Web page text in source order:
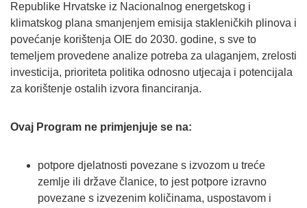
Republike Hrvatske iz Nacionalnog energetskog i
klimatskog plana smanjenjem emisija stakleničkih plinova i
povećanje korištenja OIE do 2030. godine, s sve to
temeljem provedene analize potreba za ulaganjem, zrelosti
investicija, prioriteta politika odnosno utjecaja i potencijala
za korištenje ostalih izvora financiranja.
Ovaj Program ne primjenjuje se na:
potpore djelatnosti povezane s izvozom u treće
zemlje ili države članice, to jest potpore izravno
povezane s izvezenim količinama, uspostavom i